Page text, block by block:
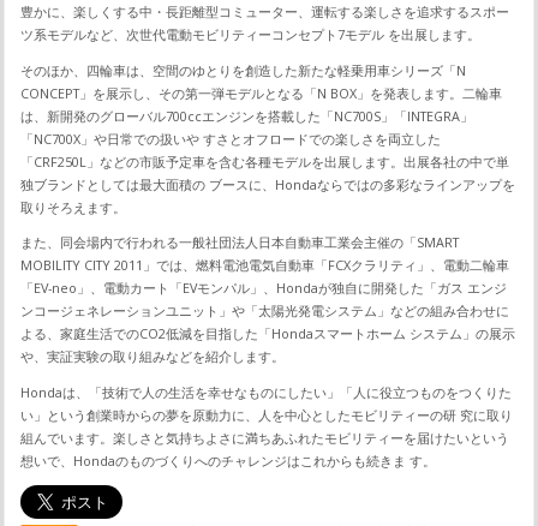
豊かに、楽しくする中・長距離型コミューター、運転する楽しさを追求するスポー
ツ系モデルなど、次世代電動モビリティーコンセプト7モデル を出展します。
そのほか、四輪車は、空間のゆとりを創造した新たな軽乗用車シリーズ「N
CONCEPT」を展示し、その第一弾モデルとなる「N BOX」を発表します。二輪車
は、新開発のグローバル700ccエンジンを搭載した「NC700S」「INTEGRA」
「NC700X」や日常での扱いや すさとオフロードでの楽しさを両立した
「CRF250L」などの市販予定車を含む各種モデルを出展します。出展各社の中で単
独ブランドとしては最大面積の ブースに、Hondaならではの多彩なラインアップを
取りそろえます。
また、同会場内で行われる一般社団法人日本自動車工業会主催の「SMART
MOBILITY CITY 2011」では、燃料電池電気自動車「FCXクラリティ」、電動二輪車
「EV-neo」、電動カート「EVモンパル」、Hondaが独自に開発した「ガス エンジ
ンコージェネレーションユニット」や「太陽光発電システム」などの組み合わせに
よる、家庭生活でのCO2低減を目指した「Hondaスマートホーム システム」の展示
や、実証実験の取り組みなどを紹介します。
Hondaは、「技術で人の生活を幸せなものにしたい」「人に役立つものをつくりた
い」という創業時からの夢を原動力に、人を中心としたモビリティーの研 究に取り
組んでいます。楽しさと気持ちよさに満ちあふれたモビリティーを届けたいという
想いで、Hondaのものづくりへのチャレンジはこれからも続きま す。